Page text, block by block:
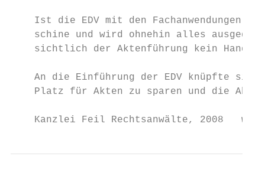
Ist die EDV mit den Fachanwendungen
schine und wird ohnehin alles
sichtlich der Aktenführung kein
An die Einführung der EDV knüpfte
Platz für Akten zu sparen und die
Kanzlei Feil Rechtsanwälte, 2008